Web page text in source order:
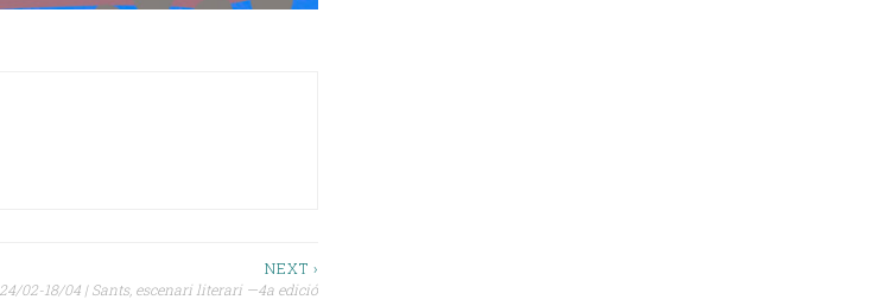
NEXT ›
24/02-18/04 | Sants, escenari literari —4a edició